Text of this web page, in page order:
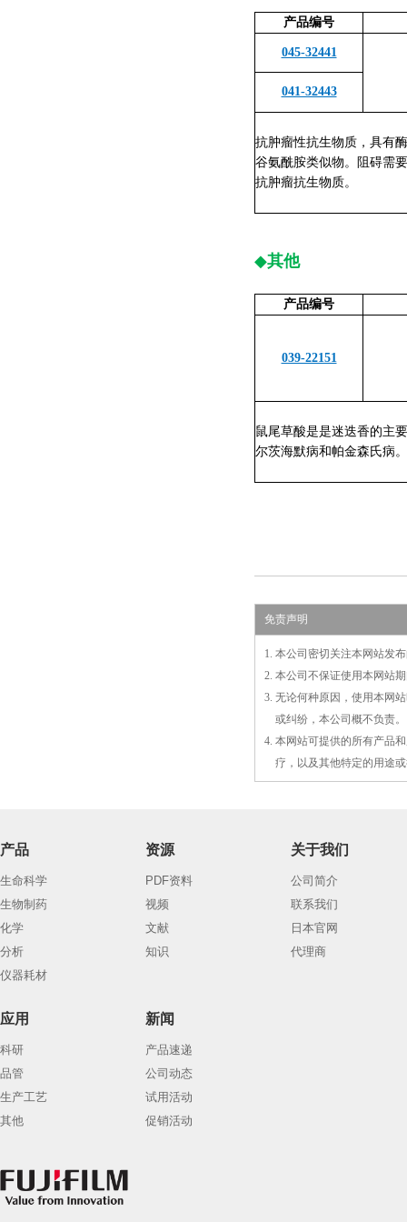
产品编号
045-32441
041-32443
抗肿瘤性抗生物质，具有
谷氨酰胺类似物。阻碍需
抗肿瘤抗生物质。
◆其他
产品编号
039-22151
鼠尾草酸是是迷迭香的主
尔茨海默病和帕金森氏病。
免责声明
1. 本公司密切关注本网站发
2. 本公司不保证使用本网站
3. 无论何种原因，使用本网
或纠纷，本公司概不负责。
4. 本网站可提供的所有产品
疗，以及其他特定的用途
产品
生命科学
生物制药
化学
分析
仪器耗材
资源
PDF资料
视频
文献
知识
关于我们
公司简介
联系我们
日本官网
代理商
应用
科研
品管
生产工艺
其他
新闻
产品速递
公司动态
试用活动
促销活动